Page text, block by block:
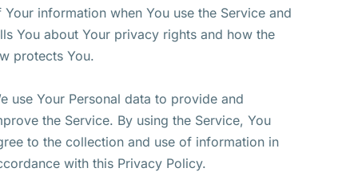
Your information when You use the Service and
You about Your privacy rights and how the
protects You.
use Your Personal data to provide and
the Service. By using the Service, You
to the collection and use of information in
with this Privacy Policy.